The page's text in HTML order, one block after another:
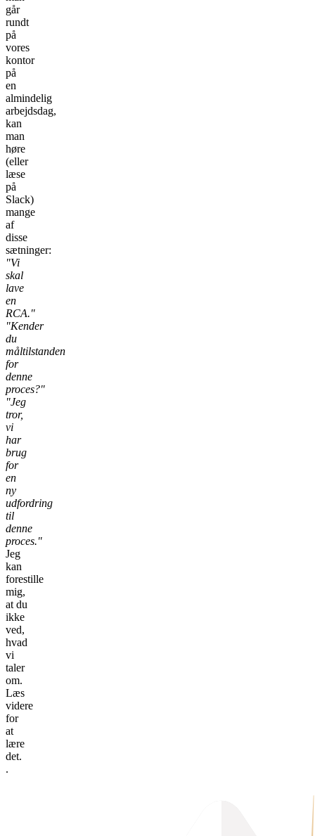
går
rundt
på
vores
kontor
på
en
almindelig
arbejdsdag,
kan
man
høre
(eller
læse
på
Slack)
mange
af
disse
sætninger:
"Vi
skal
lave
en
RCA."
"Kender
du
måltilstanden
for
denne
proces?"
"Jeg
tror,
vi
har
brug
for
en
ny
udfordring
til
denne
proces."
Jeg
kan
forestille
mig,
at du
ikke
ved,
hvad
vi
taler
om.
Læs
videre
for
at
lære
det.
.